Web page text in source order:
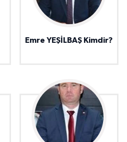
Emre YEŞİLBAŞ Kimdir?